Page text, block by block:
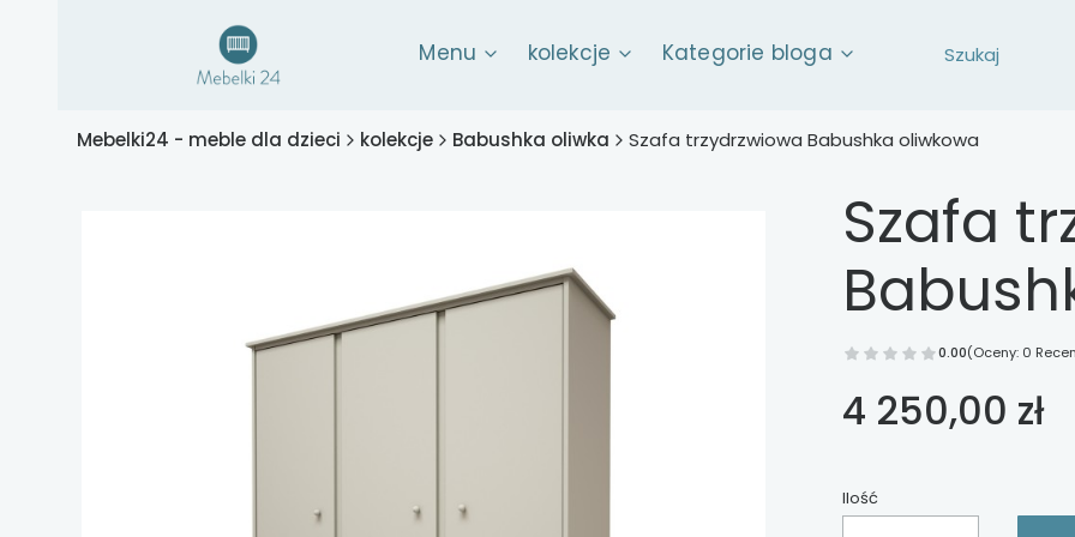
Menu kolekcje Kategorie bloga
Mebelki24 - meble dla dzieci kolekcje Babushka oliwka Szafa trzydrzwiowa Babushka oliwkowa
Szafa
0.00(Oceny: 0
Cena
4 250,00 zł
Ilość